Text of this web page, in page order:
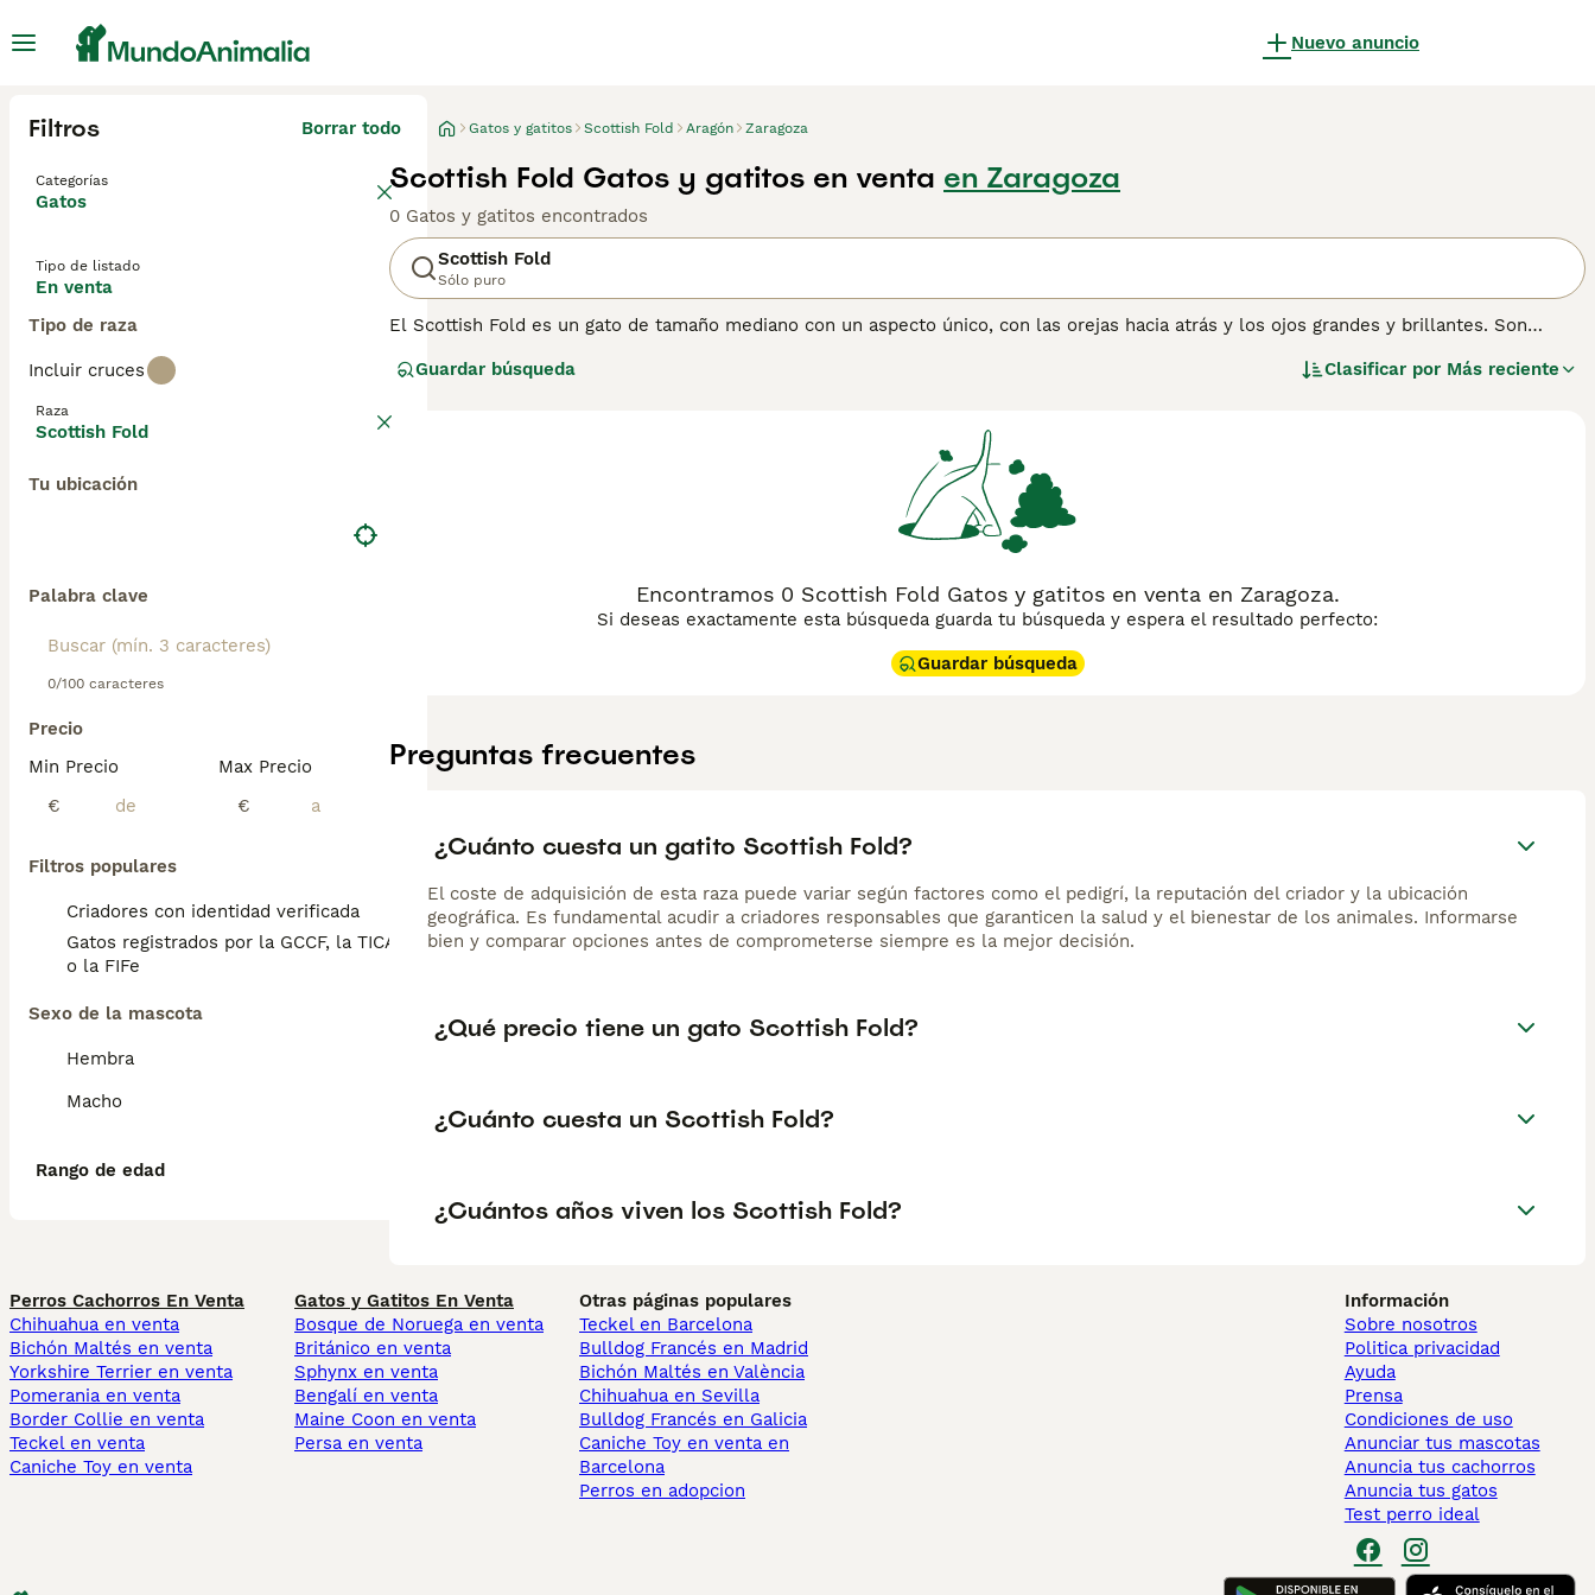
Nuevo anuncio
Filtros Borrar todo
Categorías
Gatos
Tipo de listado
En venta
Tipo de raza
Incluir cruces
Raza
Scottish Fold
Tu ubicación
Palabra clave
0/100 caracteres
Precio
Min Precio
€
Max Precio
€
Filtros populares
Criadores con identidad verificada
Gatos registrados por la GCCF, la TICA
o la FIFe
Sexo de la mascota
Hembra
Macho
Rango de edad
Gatos y gatitos Scottish Fold Aragón Zaragoza
Scottish Fold Gatos y gatitos en venta en Zaragoza
0 Gatos y gatitos encontrados
Scottish Fold
Sólo puro
El Scottish Fold es un gato de tamaño mediano con un aspecto único, con las orejas hacia atrás y los ojos grandes y brillantes. Son
han encontrado su camino en los corazones y hogares de personas de todo el mundo, y por una buena razón: el Scottish Fold no solo
para obtener información sobre esta raza de gato.
Guardar búsqueda Clasificar por Más reciente
Encontramos 0 Scottish Fold Gatos y gatitos en venta en Zaragoza.
Si deseas exactamente esta búsqueda guarda tu búsqueda y espera el resultado perfecto:
Guardar búsqueda
Preguntas frecuentes
¿Cuánto cuesta un gatito Scottish Fold?
El coste de adquisición de esta raza puede variar según factores como el pedigrí, la reputación del criador y la ubicación
geográfica. Es fundamental acudir a criadores responsables que garanticen la salud y el bienestar de los animales. Informarse
bien y comparar opciones antes de comprometerse siempre es la mejor decisión.
¿Qué precio tiene un gato Scottish Fold?
¿Cuánto cuesta un Scottish Fold?
¿Cuántos años viven los Scottish Fold?
Perros Cachorros En Venta
Chihuahua en venta
Bichón Maltés en venta
Yorkshire Terrier en venta
Pomerania en venta
Border Collie en venta
Teckel en venta
Caniche Toy en venta
Gatos y Gatitos En Venta
Bosque de Noruega en venta
Británico en venta
Sphynx en venta
Bengalí en venta
Maine Coon en venta
Persa en venta
Otras páginas populares
Teckel en Barcelona
Bulldog Francés en Madrid
Bichón Maltés en València
Chihuahua en Sevilla
Bulldog Francés en Galicia
Caniche Toy en venta en
Barcelona
Perros en adopcion
Información
Sobre nosotros
Politica privacidad
Ayuda
Prensa
Condiciones de uso
Anunciar tus mascotas
Anuncia tus cachorros
Anuncia tus gatos
Test perro ideal